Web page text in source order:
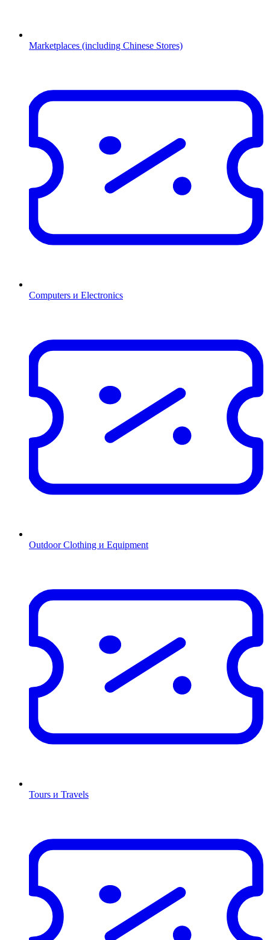
Marketplaces (including Chinese Stores)
Computers и Electronics
Outdoor Clothing и Equipment
Tours и Travels